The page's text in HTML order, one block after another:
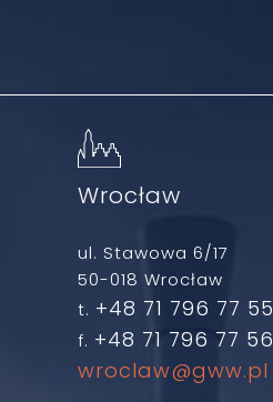
Wrocław
ul. Stawowa 6/17
50-018 Wrocław
t. +48 71 796 77 55
f. +48 71 796 77 56
wroclaw@gww.pl